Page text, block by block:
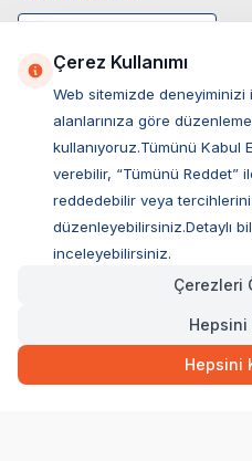
Müşteri Hizmetleri
Sıkça
Ovacık Mah. Hacıoğlu Sok.
Müşteri Destek Hattı
Çerez Kullanımı
Web sitemizde
alanlarınıza göre
kullanıyoruz.Tümünü Kabul
verebilir, “Tümünü Reddet”
reddedebilir veya
düzenleyebilirsiniz.Detaylı
inceleyebilirsiniz.
Çerezleri
Hepsini
Hepsini